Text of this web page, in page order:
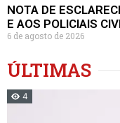
NOTA DE
E AOS POLICIAIS
6 de agosto de 2026
ÚLTIMAS
4